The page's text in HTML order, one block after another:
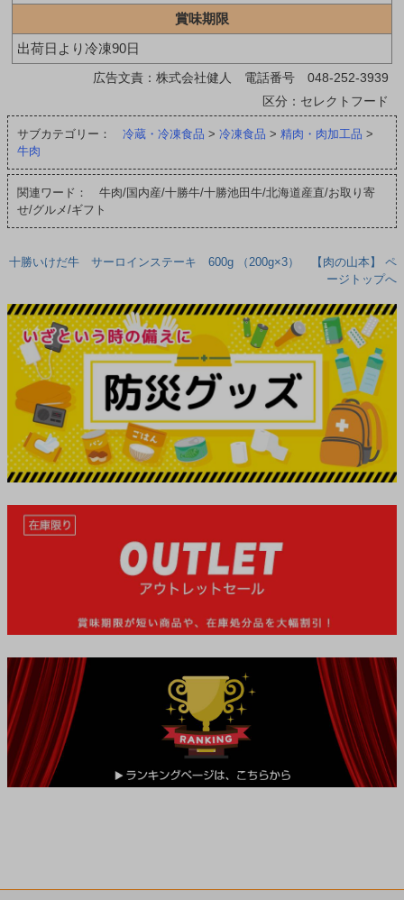
賞味期限
出荷日より冷凍90日
広告文責：株式会社健人 電話番号 048-252-3939
区分：セレクトフード
サブカテゴリー： 冷蔵・冷凍食品 > 冷凍食品 > 精肉・肉加工品 >
牛肉
関連ワード： 牛肉/国内産/十勝牛/十勝池田牛/北海道産直/お取り寄
せ/グルメ/ギフト
十勝いけだ牛 サーロインステーキ 600g （200g×3） 【肉の山本】 ペ
ージトップへ